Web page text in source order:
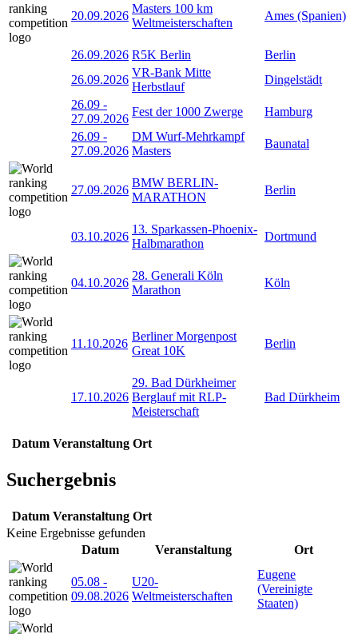
20.09.2026
Masters 100 km
Weltmeisterschaften
Ames (Spanien)
26.09.2026 R5K Berlin
Berlin
26.09.2026
VR-Bank Mitte
Herbstlauf
Dingelstädt
26.09 -
27.09.2026
Fest der 1000 Zwerge
Hamburg
26.09 -
27.09.2026
DM Wurf-Mehrkampf
Masters
Baunatal
27.09.2026
BMW BERLIN-
MARATHON
Berlin
03.10.2026
13. Sparkassen-Phoenix-
Halbmarathon
Dortmund
04.10.2026
28. Generali Köln
Marathon
Köln
11.10.2026
Berliner Morgenpost
Great 10K
Berlin
17.10.2026
29. Bad Dürkheimer
Berglauf mit RLP-
Meisterschaft
Bad Dürkheim
Datum Veranstaltung Ort
Suchergebnis
Datum Veranstaltung Ort
Keine Ergebnisse gefunden
Datum
Veranstaltung Ort
05.08 -
09.08.2026
U20-
Weltmeisterschaften
Eugene
(Vereinigte
Staaten)